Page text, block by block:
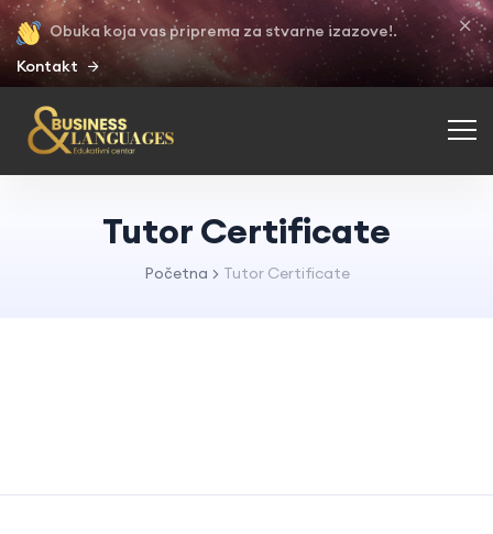
Obuka koja vas priprema za stvarne izazove!.
Kontakt
Tutor Certificate
Početna Tutor Certificate